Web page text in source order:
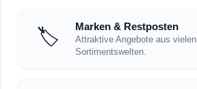
🏷️ Marken & Restposten
Attraktive Angebote aus vielen
Sortimentswelten.